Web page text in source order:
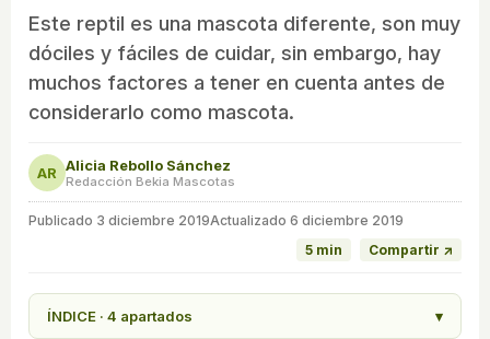
Este reptil es una mascota diferente, son muy
dóciles y fáciles de cuidar, sin embargo, hay
muchos factores a tener en cuenta antes de
considerarlo como mascota.
AR Alicia Rebollo Sánchez
Redacción Bekia Mascotas
Publicado 3 diciembre 2019Actualizado 6 diciembre 2019
5 min
Compartir ↗
ÍNDICE · 4 apartados ▾